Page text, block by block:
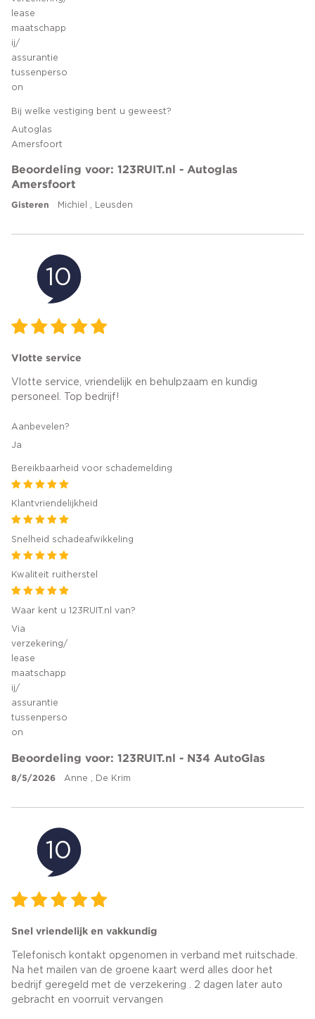
lease
maatschapp
ij/
assurantie
tussenperso
on
Bij welke vestiging bent u geweest?
Autoglas
Amersfoort
Beoordeling voor: 123RUIT.nl - Autoglas
Amersfoort
Gisteren Michiel , Leusden
10
Vlotte service
Vlotte service, vriendelijk en behulpzaam en kundig
personeel. Top bedrijf!
Aanbevelen?
Ja
Bereikbaarheid voor schademelding
Klantvriendelijkheid
Snelheid schadeafwikkeling
Kwaliteit ruitherstel
Waar kent u 123RUIT.nl van?
Via
verzekering/
lease
maatschapp
ij/
assurantie
tussenperso
on
Beoordeling voor: 123RUIT.nl - N34 AutoGlas
8/5/2026 Anne , De Krim
10
Snel vriendelijk en vakkundig
Telefonisch kontakt opgenomen in verband met ruitschade.
Na het mailen van de groene kaart werd alles door het
bedrijf geregeld met de verzekering . 2 dagen later auto
gebracht en voorruit vervangen